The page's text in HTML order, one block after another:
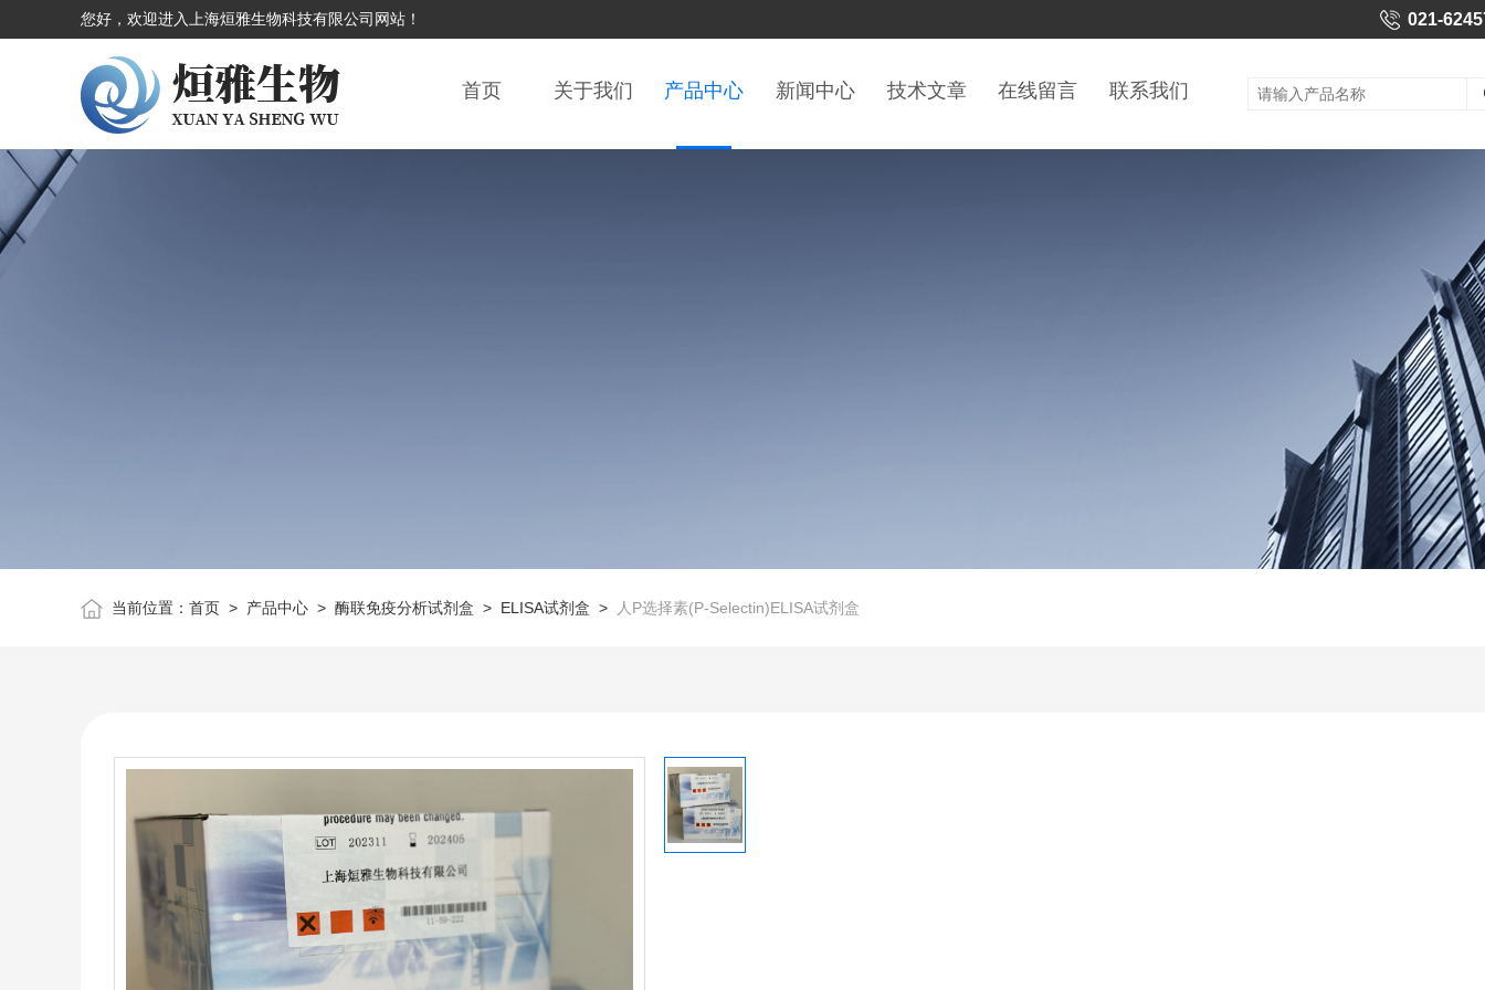
您好，欢迎进入上海烜雅生物科技有限公司网站！ 021-
首页 关于我们 产品中心 新闻中心 技术文章 在线留言 联系我们
当前位置： 首页> 产品中心> 酶联免疫分析试剂盒 > ELISA试剂盒 > 人P选择素(P-Selectin)ELISA试剂盒